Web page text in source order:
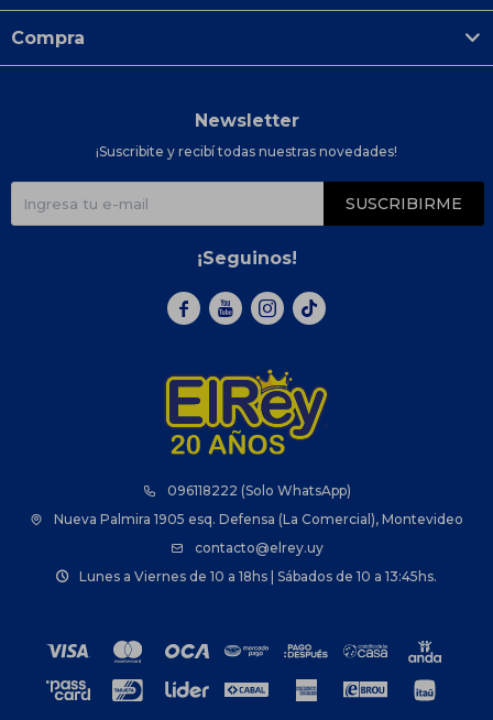
096118222 (Solo WhatsApp)
Nueva Palmira 1905 esq. Defensa (La Comercial), Montevideo
contacto@elrey.uy
Lunes a Viernes de 10 a 18hs | Sábados de 10 a 13:45hs.
Compra
Newsletter
¡Suscribite y recibí todas nuestras novedades!
SUSCRIBIRME
¡Seguinos!
  